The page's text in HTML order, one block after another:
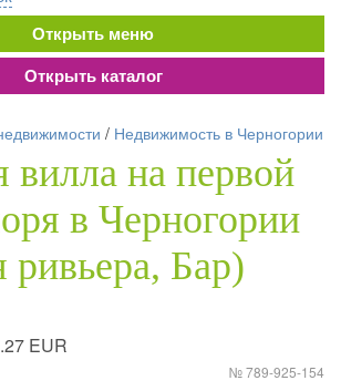
/ Недвижимость в Черногории
вилла на первой
в Черногории
ривьера, Бар)
EUR
№ 789-925-154